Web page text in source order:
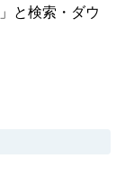
と検索・ダウ